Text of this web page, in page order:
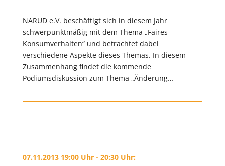
NARUD e.V. beschäftigt sich in diesem Jahr
schwerpunktmäßig mit dem Thema „Faires
Konsumverhalten“ und betrachtet dabei
verschiedene Aspekte dieses Themas. In diesem
Zusammenhang findet die kommende
Podiumsdiskussion zum Thema „Änderung…
07.11.2013 19:00 Uhr - 20:30 Uhr: